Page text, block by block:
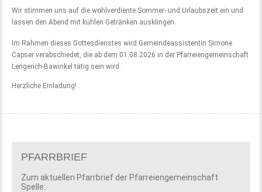
Wir stimmen uns auf die wohlverdiente Sommer- und Urlaubszeit ein und
lassen den Abend mit kühlen Getränken ausklingen.
Im Rahmen dieses Gottesdienstes wird Gemeindeassistentin Simone
Capser verabschiedet, die ab dem 01.08.2026 in der Pfarreiengemeinschaft
Lengerich-Bawinkel tätig sein wird.
Herzliche Einladung!
PFARRBRIEF
Zum aktuellen Pfarrbrief der Pfarreiengemeinschaft
Spelle: